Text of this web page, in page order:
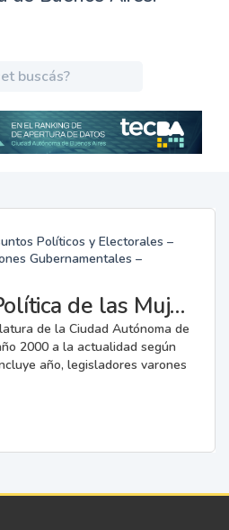
Políticos y Electorales –
Gubernamentales –
Participación Política de las Mujeres en la Legislatura
de la Ciudad Autónoma de
2000 a la actualidad según
año, legisladores varones